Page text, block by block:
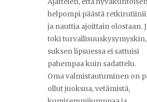
helpompi päästä
ja nauttia ajoittain olostaan.
toki
suksen lipsuessa ei sattuisi
pahempaa kuin sadattelu.
Oma valmistautuminen on
ollut juoksua, vetämistä,